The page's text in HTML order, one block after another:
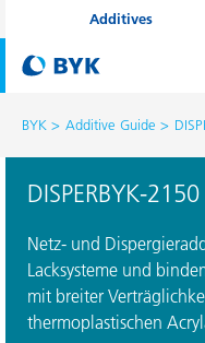
Additives
BYK Additive Guide
DISPERBYK-2150
Netz- und
Lacksysteme und
mit breiter
thermoplastischen